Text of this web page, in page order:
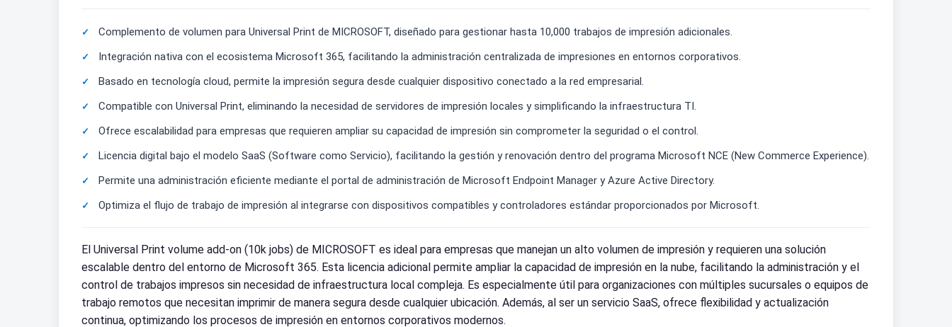
Complemento de volumen para Universal Print de MICROSOFT, diseñado para gestionar hasta 10,000 trabajos de impresión adicionales.
Integración nativa con el ecosistema Microsoft 365, facilitando la administración centralizada de impresiones en entornos corporativos.
Basado en tecnología cloud, permite la impresión segura desde cualquier dispositivo conectado a la red empresarial.
Compatible con Universal Print, eliminando la necesidad de servidores de impresión locales y simplificando la infraestructura TI.
Ofrece escalabilidad para empresas que requieren ampliar su capacidad de impresión sin comprometer la seguridad o el control.
Licencia digital bajo el modelo SaaS (Software como Servicio), facilitando la gestión y renovación dentro del programa Microsoft NCE (New Commerce Experience).
Permite una administración eficiente mediante el portal de administración de Microsoft Endpoint Manager y Azure Active Directory.
Optimiza el flujo de trabajo de impresión al integrarse con dispositivos compatibles y controladores estándar proporcionados por Microsoft.
El Universal Print volume add-on (10k jobs) de MICROSOFT es ideal para empresas que manejan un alto volumen de impresión y requieren una solución
escalable dentro del entorno de Microsoft 365. Esta licencia adicional permite ampliar la capacidad de impresión en la nube, facilitando la administración y el
control de trabajos impresos sin necesidad de infraestructura local compleja. Es especialmente útil para organizaciones con múltiples sucursales o equipos de
trabajo remotos que necesitan imprimir de manera segura desde cualquier ubicación. Además, al ser un servicio SaaS, ofrece flexibilidad y actualización
continua, optimizando los procesos de impresión en entornos corporativos modernos.